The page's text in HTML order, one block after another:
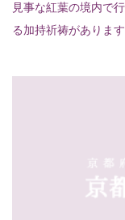
見事な紅葉の境内で
る加持祈祷がありま